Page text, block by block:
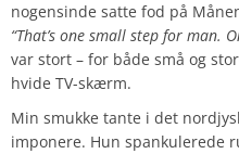
nogensinde satte fod på
“That’s one small step for man.
var stort – for både små og
hvide TV-skærm.
Min smukke tante i det
imponere. Hun spankulerede